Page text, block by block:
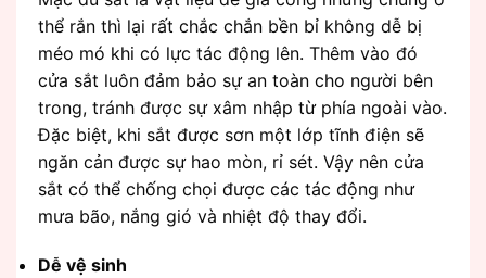
thể rắn thì lại rất chắc chắn bền bỉ không dễ bị
méo mó khi có lực tác động lên. Thêm vào đó
cửa sắt luôn đảm bảo sự an toàn cho người bên
trong, tránh được sự xâm nhập từ phía ngoài vào.
Đặc biệt, khi sắt được sơn một lớp tĩnh điện sẽ
ngăn cản được sự hao mòn, rỉ sét. Vậy nên cửa
sắt có thể chống chọi được các tác động như
mưa bão, nắng gió và nhiệt độ thay đổi.
Dễ vệ sinh